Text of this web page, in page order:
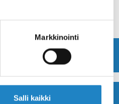
Markkinointi
Salli kaikki
Nettisivut >>
Soita >>